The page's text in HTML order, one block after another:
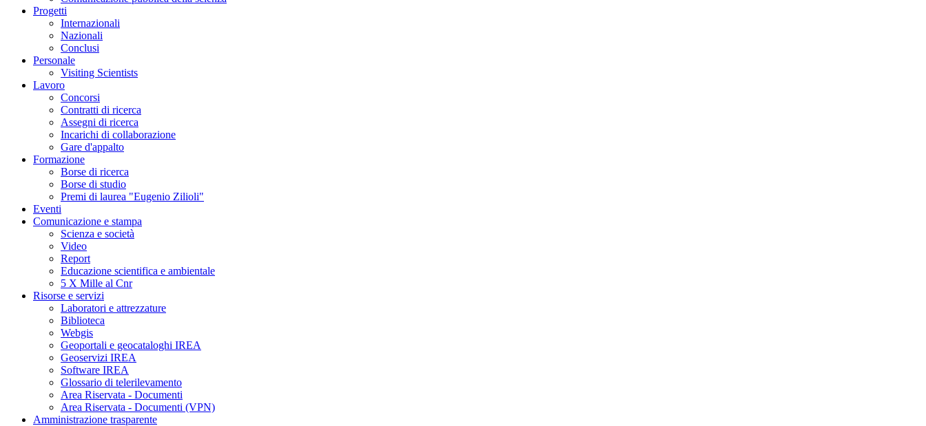
Progetti
Internazionali
Nazionali
Conclusi
Personale
Visiting Scientists
Lavoro
Concorsi
Contratti di ricerca
Assegni di ricerca
Incarichi di collaborazione
Gare d'appalto
Formazione
Borse di ricerca
Borse di studio
Premi di laurea "Eugenio Zilioli"
Eventi
Comunicazione e stampa
Scienza e società
Video
Report
Educazione scientifica e ambientale
5 X Mille al Cnr
Risorse e servizi
Laboratori e attrezzature
Biblioteca
Webgis
Geoportali e geocataloghi IREA
Geoservizi IREA
Software IREA
Glossario di telerilevamento
Area Riservata - Documenti
Area Riservata - Documenti (VPN)
Amministrazione trasparente